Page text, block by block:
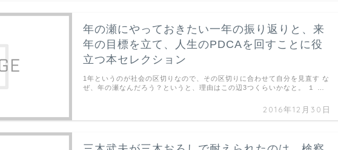
年の瀬にやっておきたい一年の振り返りと、来
年の目標を立て、人生のPDCAを回すことに役
立つ本セレクション
2016年12月30日
1年というのが社会の区切りなので、その区切りに合わせて自分を見直す な
ぜ、年の瀬なんだろう？というと、理由はこの辺3つくらいかなと。 １ …